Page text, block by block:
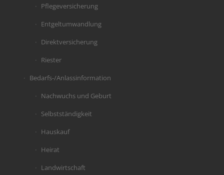
Pflegeversicherung
Entgeltumwandlung
Direktversicherung
Riester
Bedarfs-/Anlassinformation
Nachwuchs und Geburt
Selbstständigkeit
Hauskauf
Heirat
Landwirtschaft